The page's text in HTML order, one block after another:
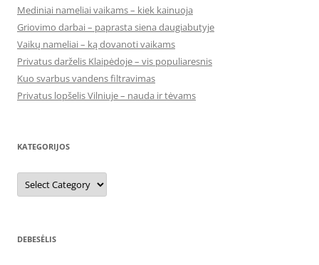
Mediniai nameliai vaikams – kiek kainuoja
Griovimo darbai – paprasta siena daugiabutyje
Vaikų nameliai – ką dovanoti vaikams
Privatus darželis Klaipėdoje – vis populiaresnis
Kuo svarbus vandens filtravimas
Privatus lopšelis Vilniuje – nauda ir tėvams
KATEGORIJOS
Kategorijos
DEBESĖLIS